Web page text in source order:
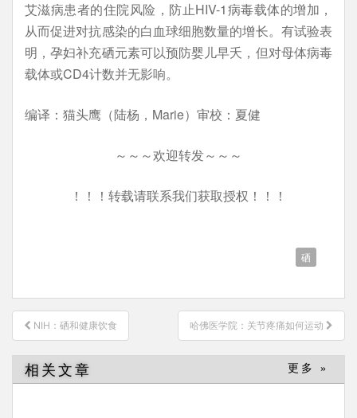
艾滋病患者的住院风险，防止HIV-1病毒载体的增加，
从而促进对抗感染的白血球细胞数量的增长。有试验表
明，孕妇补充硒元素可以预防婴儿早夭，但对母体病毒
载体或CD4计数并无影响。
编译：猫头鹰（陆杨，Marie）审校：夏健
～～～欢迎转发～～～
！！！转载请联系我们获取授权！！！
硒
文
章
导
航
NIH：硒和健康饮食 哈佛医学院：关节疼痛如何运动
相关文章 更多 »